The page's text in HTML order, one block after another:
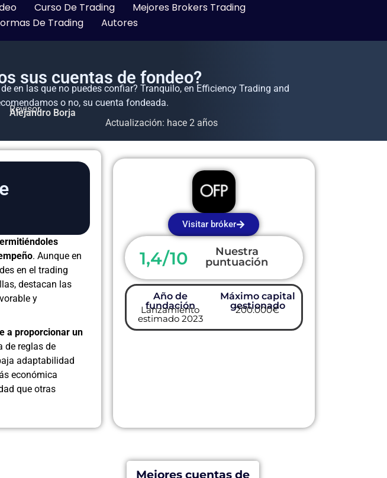
Curso De Trading
Mejores Brokers Trading
De Trading
Autores
sus cuentas de fondeo?
en las que no puedes confiar? Tranquilo, en Efficiency Trading and
o no, su cuenta fondeada.
Revisor
Alejandro Borja
Actualización: hace 2 años
. Aunque en
en el trading
destacan las
y
a proporcionar un
de reglas de
adaptabilidad
económica
que otras
Visitar bróker
1,4/10
Nuestra
puntuación
Año de
fundación
Lanzamiento
estimado 2023
Máximo capital
gestionado
200.000€
Mejores cuentas de